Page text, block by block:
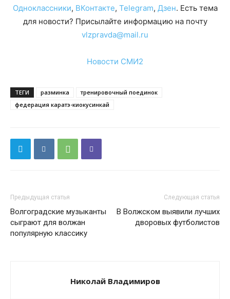
Одноклассники, ВКонтакте, Telegram, Дзен. Есть тема
для новости? Присылайте информацию на почту
vlzpravda@mail.ru
Новости СМИ2
ТЕГИ разминка
тренировочный поединок
федерация каратэ-киокусинкай
Предыдущая статья
Волгоградские музыканты
сыграют для волжан
популярную классику
Следующая статья
В Волжском выявили лучших
дворовых футболистов
Николай Владимиров